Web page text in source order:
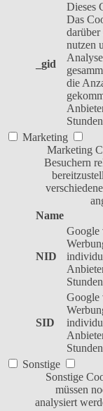
_gid
Dieses
Das
darüber
nutzen
die
Stunden
Marketing
Marketing
Besuchern
Name
NID
Google
Stunden
SID
Google
Stunden
Sonstige
Sonstige
müssen
analysiert